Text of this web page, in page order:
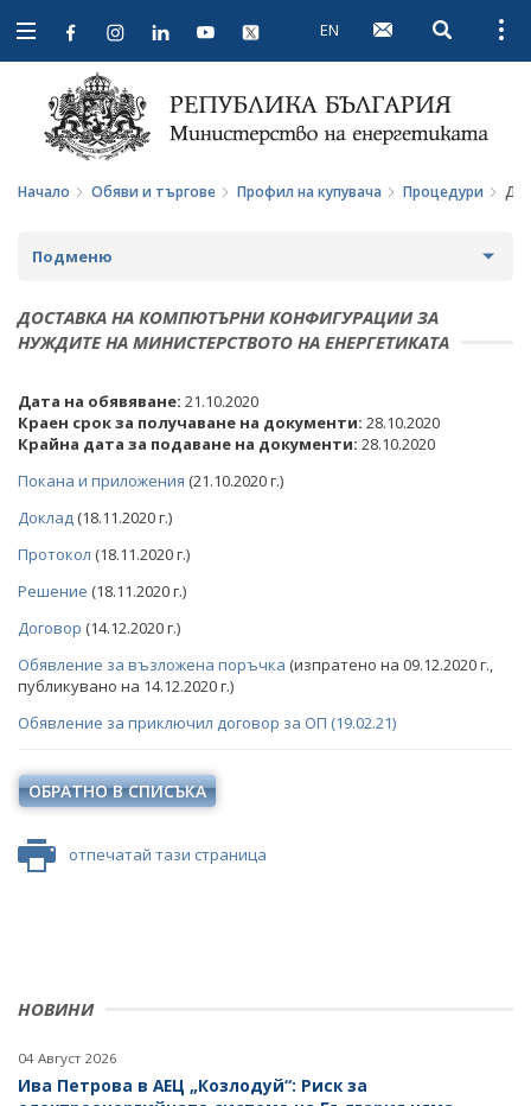
Open
navigation
EN Open
Начало Обяви и търгове Профил на купувача Процедури
НОВИНИ
04 Август 2026
Ива Петрова в АЕЦ „Козлодуй“: Риск за
Подменю
ПРОФИЛ НА КУПУВАЧА
ПРОЦЕДУРИ
ПАЗАРНИ КОНСУЛТАЦИИ
СТАНОВИЩА НА АОП
ПРОФИЛ НА КУПУВАЧА ДО 15.04.2016 Г.
ПУБЛИЧНИ ПОКАНИ
ПОКАНИ
РАЗПРОДАЖБА НА АКТИВИ
БЮЛЕТИН ПРОДАЖБИ НА СИНДИЦИТЕ
ПРЕДОСТАВЯНЕ НА ФИНАНСОВИ УСЛУГИ
ДРУГИ
ДОСТАВКА НА КОМПЮТЪРНИ КОНФИГУРАЦИИ ЗА
НУЖДИТЕ НА МИНИСТЕРСТВОТО НА ЕНЕРГЕТИКАТА
Дата на обявяване: 21.10.2020
Краен срок за получаване на документи: 28.10.2020
Крайна дата за подаване на документи: 28.10.2020
Покана и приложения (21.10.2020 г.)
Доклад (18.11.2020 г.)
Протокол (18.11.2020 г.)
Решение (18.11.2020 г.)
Договор (14.12.2020 г.)
Обявление за възложена поръчка (изпратено на 09.12.2020 г.,
публикувано на 14.12.2020 г.)
Обявление за приключил договор за ОП (19.02.21)
ОБРАТНО В СПИСЪКА
отпечатай тази страница